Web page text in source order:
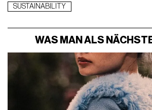
SUSTAINABILITY
WAS MAN ALS